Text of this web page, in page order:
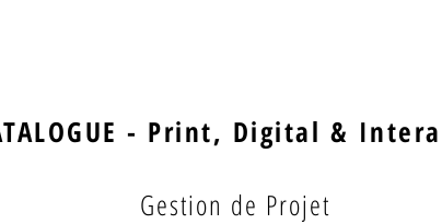
- Print, Digital &
Gestion de Projet